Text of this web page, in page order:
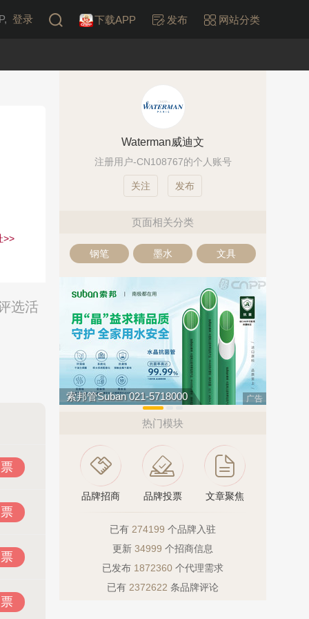
登录 下载APP 发布 网站分类
>>
选活
Waterman威迪文
注册用户-CN108767的个人账号
发布
页面相关分类
钢笔 墨水 文具
欧陆OULU 0760-23220123 广告
热门模块
品牌招商 品牌投票 文章聚焦
已有 274199 个品牌入驻
更新 34999 个招商信息
已发布 1872360 个代理需求
已有 2372622 条品牌评论